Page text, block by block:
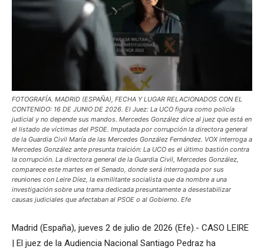
FOTOGRAFÍA. MADRID (ESPAÑA), FECHA Y LUGAR RELACIONADOS CON EL
CONTENIDO: 16 DE JUNIO DE 2026. El Juez: La UCO figura como policía
judicial y no depende sus mandos. Mercedes González dice al juez que está en
el listado de víctimas del PSOE. Imputada por corrupción la directora general
de la Guardia Civil María de las Mercedes González Fernández. VOX interroga a
Mercedes González ante presunta traición: La UCO es el último bastión contra
la corrupción. La directora general de la Guardia Civil, Mercedes González,
comparece este martes en el Senado, donde será interrogada por sus
reuniones con Leire Díez, la exmilitante socialista que da nombre a una
investigación sobre una trama dedicada presuntamente a desestabilizar
causas judiciales que afectaban al PSOE o al Gobierno. Efe
Madrid (España), jueves 2 de julio de 2026 (Efe).- CASO LEIRE
| El juez de la Audiencia Nacional Santiago Pedraz ha